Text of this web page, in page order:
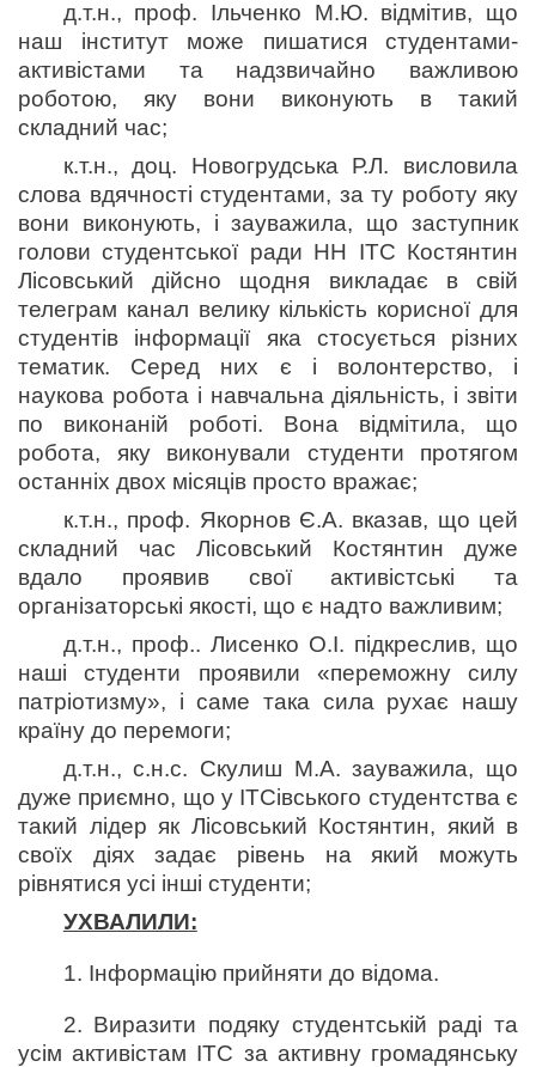
д.т.н., проф. Ільченко М.Ю. відмітив, що
наш інститут може пишатися студентами-
активістами та надзвичайно важливою
роботою, яку вони виконують в такий
складний час;
к.т.н., доц. Новогрудська Р.Л. висловила
слова вдячності студентами, за ту роботу яку
вони виконують, і зауважила, що заступник
голови студентської ради НН ІТС Костянтин
Лісовський дійсно щодня викладає в свій
телеграм канал велику кількість корисної для
студентів інформації яка стосується різних
тематик. Серед них є і волонтерство, і
наукова робота і навчальна діяльність, і звіти
по виконаній роботі. Вона відмітила, що
робота, яку виконували студенти протягом
останніх двох місяців просто вражає;
к.т.н., проф. Якорнов Є.А. вказав, що цей
складний час Лісовський Костянтин дуже
вдало проявив свої активістські та
організаторські якості, що є надто важливим;
д.т.н., проф.. Лисенко О.І. підкреслив, що
наші студенти проявили «переможну силу
патріотизму», і саме така сила рухає нашу
країну до перемоги;
д.т.н., с.н.с. Скулиш М.А. зауважила, що
дуже приємно, що у ІТСівського студентства є
такий лідер як Лісовський Костянтин, який в
своїх діях задає рівень на який можуть
рівнятися усі інші студенти;
УХВАЛИЛИ:
1. Інформацію прийняти до відома.
2. Виразити подяку студентській раді та
усім активістам ІТС за активну громадянську